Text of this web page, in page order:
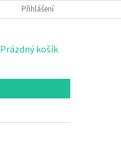
DOPRAVA
Přihlášení
NÁKUPNÍ
Prázdný košík